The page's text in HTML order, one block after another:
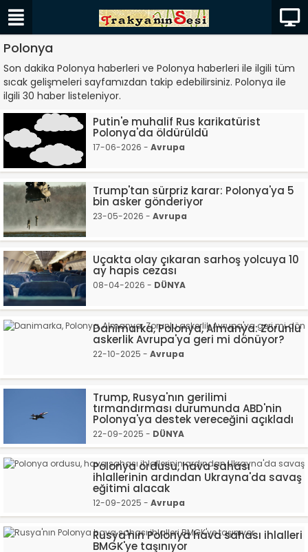
Polonya
Son dakika Polonya haberleri ve Polonya haberleri ile ilgili tüm
sıcak gelişmeleri sayfamızdan takip edebilirsiniz. Polonya ile
ilgili 30 haber listeleniyor.
Putin'e muhalif Rus karikatürist
Polonya'da öldürüldü
17-06-2026 - Avrupa
Trump'tan sürpriz karar: Polonya'ya 5
bin asker gönderiyor
23-05-2026 - Avrupa
Uçakta olay çıkaran sarhoş yolcuya 10
ay hapis cezası
08-04-2026 - DÜNYA
Danimarka, Polonya, Almanya: Zorunlu
askerlik Avrupa'ya geri mi dönüyor?
22-10-2025 - Avrupa
Trump, Rusya'nın gerilimi
tırmandırması durumunda ABD'nin
Polonya'ya destek vereceğini açıkladı
22-09-2025 - DÜNYA
Polonya ordusu, hava sahası
ihlallerinin ardından Ukrayna'da savaş
eğitimi alacak
12-09-2025 - Avrupa
Rusya'nın Polonya hava sahası ihlalleri
BMGK'ye taşınıyor